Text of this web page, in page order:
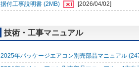
据付工事説明書 (2MB) [2026/04/02]
技術・工事マニュアル
2025年パッケージエアコン別売部品マニュアル